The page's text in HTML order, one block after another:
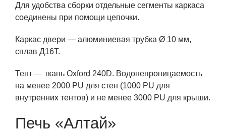
Для удобства сборки отдельные сегменты каркаса
соединены при помощи цепочки.
Каркас двери — алюминиевая трубка Ø 10 мм,
сплав Д16Т.
Тент — ткань Oxford 240D. Водонепроницаемость
на менее 2000 PU для стен (1000 PU для
внутренних тентов) и не менее 3000 PU для крыши.
Печь «Алтай»